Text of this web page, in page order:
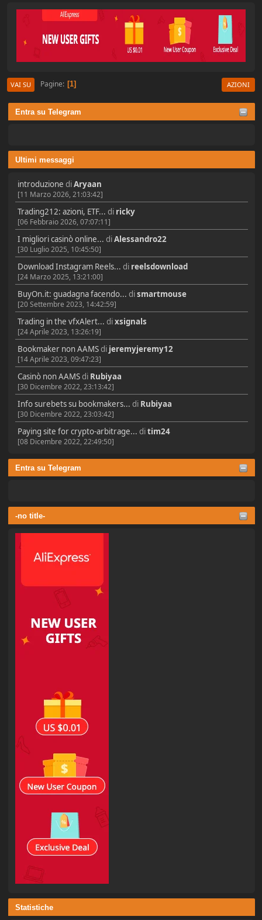
Entra su Telegram
Ultimi messaggi
introduzione diAryaan
[11 Marzo 2026, 21:03:42]
Trading212: azioni, ETF... di ricky
[06 Febbraio 2026, 07:07:11]
I migliori casinò online... diAlessandro22
[30 Luglio 2025, 10:45:50]
Download Instagram Reels... di reelsdownload
[24 Marzo 2025, 13:21:00]
BuyOn.it: guadagna facendo... dismartmouse
[20 Settembre 2023, 14:42:59]
Trading in the vfxAlert... dixsignals
[24 Aprile 2023, 13:26:19]
Bookmaker non AAMSdi jeremyjeremy12
[14 Aprile 2023, 09:47:23]
Casinò non AAMSdi Rubiyaa
[30 Dicembre 2022, 23:13:42]
Info surebets su bookmakers... di Rubiyaa
[30 Dicembre 2022, 23:03:42]
Paying site for crypto-arbitrage... ditim24
[08 Dicembre 2022, 22:49:50]
Entra su Telegram
-no title-
Statistiche
VAI SU Pagine 1 AZIONI